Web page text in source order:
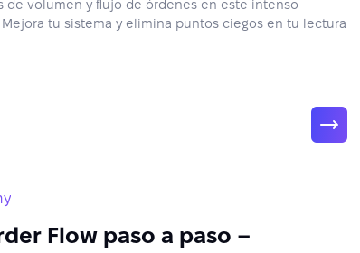
de volumen y flujo de órdenes en este intenso
tu sistema y elimina puntos ciegos en tu lectura
Flow paso a paso –